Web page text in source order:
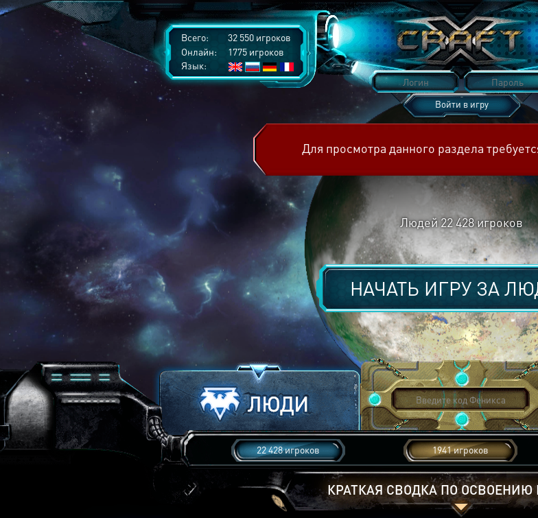
Всего:
32 550 игроков
Онлайн:
1775 игроков
Язык:
Войти в игру
Для просмотра данного раздела
Людей 22 428игроков
НАЧАТЬ ИГРУ ЗА
22 428 игроков 1941 игроков
КРАТКАЯ СВОДКА ПО ОСВОЕНИЮ